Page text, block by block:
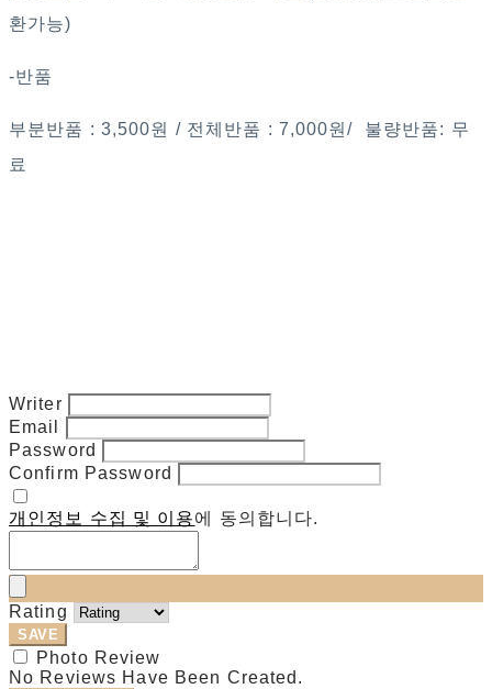
환가능)
-반품
부분반품 : 3,500원 / 전체반품 : 7,000원/ 불량반품: 무
료
Writer
Email
Password
Confirm Password
개인정보 수집 및 이용에 동의합니다.
Rating
SAVE
Photo Review
No Reviews Have Been Created.